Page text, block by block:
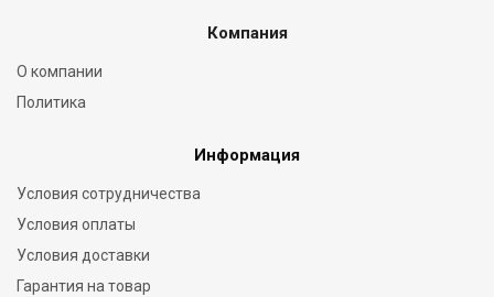
Компания
О компании
Политика
Информация
Условия сотрудничества
Условия оплаты
Условия доставки
Гарантия на товар